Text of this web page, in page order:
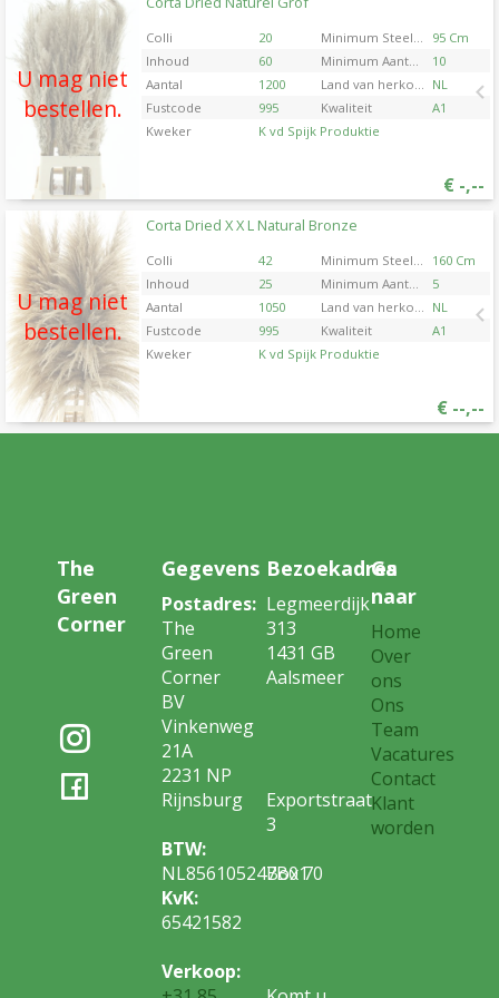
U mag niet
bestellen.
Colli 20 Minimum Steellengte
95 Cm
Inhoud
60 Minimum Aantal Takken Per Plant
10
Aantal
1200 Land van herkomst NL
Fustcode
995 Kwaliteit
A1
Kweker
K vd Spijk Produktie
€ -,--
Corta Dried Naturel Grof
U moet ingelogd zijn om te kunnen kopen.Klik hier
om in te loggen.
U mag niet
bestellen.
Corta Dried X X L Natural Bronze
Colli 42 Minimum Steellengte
160 Cm
Inhoud
25 Minimum Aantal Takken Per Plant
5
Aantal
1050 Land van herkomst NL
Fustcode
995 Kwaliteit
A1
Kweker
K vd Spijk Produktie
€ --,--
Corta Dried X X L Natural Bronze
U moet ingelogd zijn om te kunnen kopen.Klik hier
om in te loggen.
The
Green
Corner
Gegevens
Postadres:
The
Green
Corner
BV
Vinkenweg
21A
2231 NP
Rijnsburg
BTW:
NL856105247B01
KvK:
65421582
Verkoop:
Bezoekadres
Legmeerdijk
313
1431 GB
Aalsmeer
Exportstraat
3
Box 70
Ga
naar
Home
Over
ons
Ons
Team
Vacatures
Contact
Klant
worden